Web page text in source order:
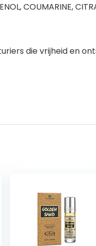
COUMARINE,
die vrijheid en